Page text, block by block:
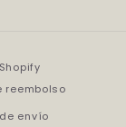
reembolso
envío